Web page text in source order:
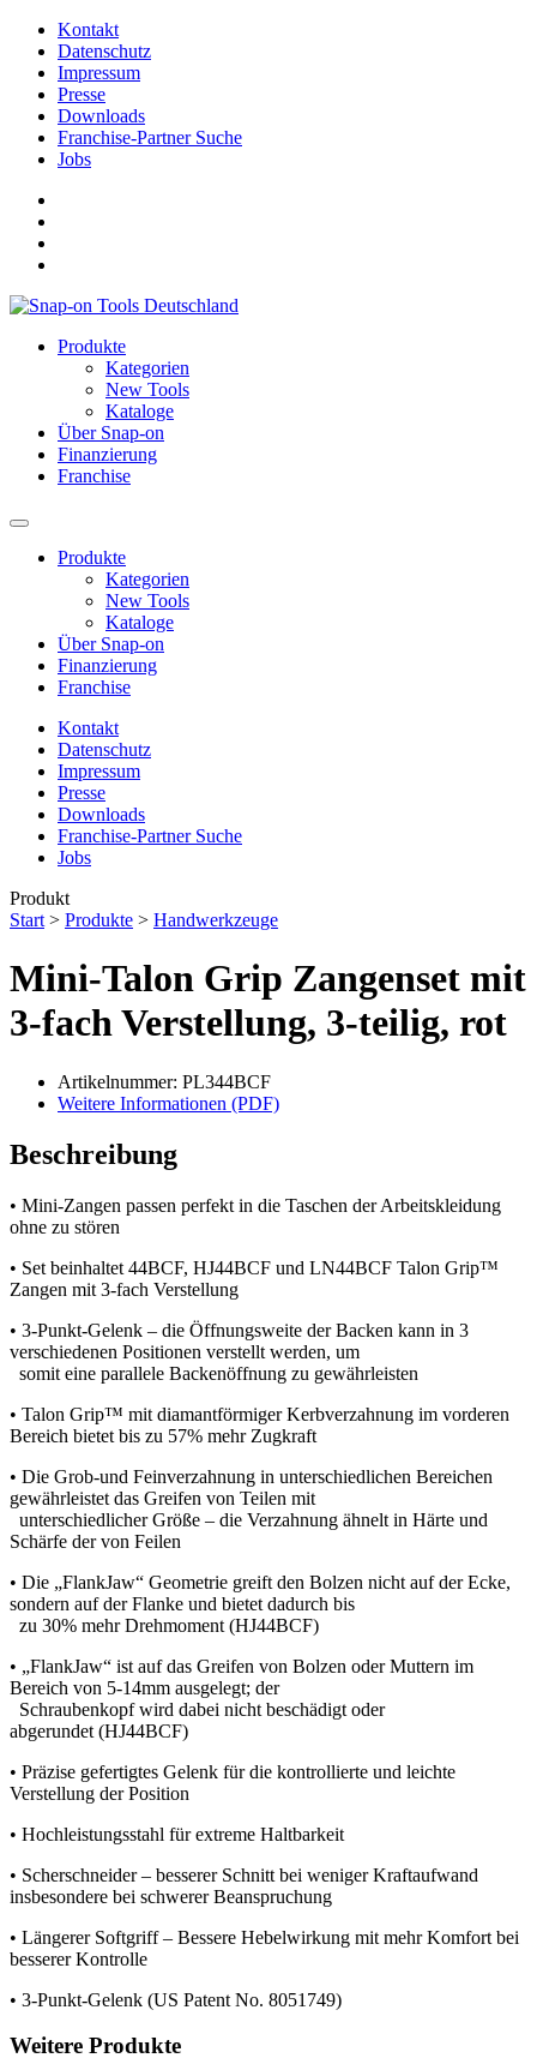
Kontakt
Datenschutz
Impressum
Presse
Downloads
Franchise-Partner Suche
Jobs
Produkte
Kategorien
New Tools
Kataloge
Über Snap-on
Finanzierung
Franchise
Produkte
Kategorien
New Tools
Kataloge
Über Snap-on
Finanzierung
Franchise
Kontakt
Datenschutz
Impressum
Presse
Downloads
Franchise-Partner Suche
Jobs
Produkt
Start > Produkte > Handwerkzeuge
Mini-Talon Grip Zangenset mit
3-fach Verstellung, 3-teilig, rot
Artikelnummer: PL344BCF
Weitere Informationen (PDF)
Beschreibung
• Mini-Zangen passen perfekt in die Taschen der Arbeitskleidung
ohne zu stören
• Set beinhaltet 44BCF, HJ44BCF und LN44BCF Talon Grip™
Zangen mit 3-fach Verstellung
• 3-Punkt-Gelenk – die Öffnungsweite der Backen kann in 3
verschiedenen Positionen verstellt werden, um
somit eine parallele Backenöffnung zu gewährleisten
• Talon Grip™ mit diamantförmiger Kerbverzahnung im vorderen
Bereich bietet bis zu 57% mehr Zugkraft
• Die Grob-und Feinverzahnung in unterschiedlichen Bereichen
gewährleistet das Greifen von Teilen mit
unterschiedlicher Größe – die Verzahnung ähnelt in Härte und
Schärfe der von Feilen
• Die „FlankJaw“ Geometrie greift den Bolzen nicht auf der Ecke,
sondern auf der Flanke und bietet dadurch bis
zu 30% mehr Drehmoment (HJ44BCF)
• „FlankJaw“ ist auf das Greifen von Bolzen oder Muttern im
Bereich von 5-14mm ausgelegt; der
Schraubenkopf wird dabei nicht beschädigt oder
abgerundet (HJ44BCF)
• Präzise gefertigtes Gelenk für die kontrollierte und leichte
Verstellung der Position
• Hochleistungsstahl für extreme Haltbarkeit
• Scherschneider – besserer Schnitt bei weniger Kraftaufwand
insbesondere bei schwerer Beanspruchung
• Längerer Softgriff – Bessere Hebelwirkung mit mehr Komfort bei
besserer Kontrolle
• 3-Punkt-Gelenk (US Patent No. 8051749)
Weitere Produkte